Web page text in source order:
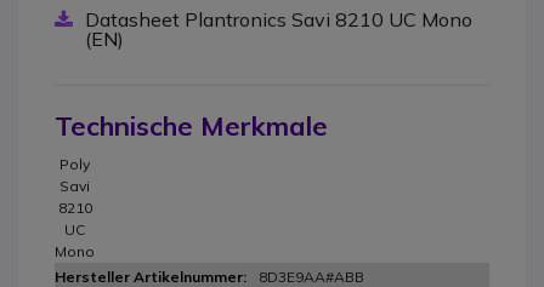
Datasheet Plantronics Savi 8210 UC Mono
(EN)
Technische Merkmale
Poly
Savi
8210
UC
Mono
8D3E9AA#ABB